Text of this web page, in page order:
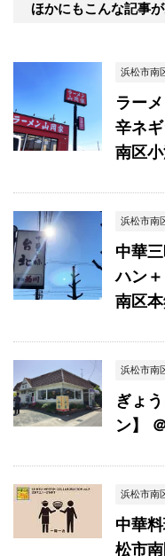
ほかにもこんな記事
浜松市南
ラー
辛ネ
南区
浜松市南
中華
ハン
南区
浜松市南
ぎょ
ン】
浜松市南
中華
松市